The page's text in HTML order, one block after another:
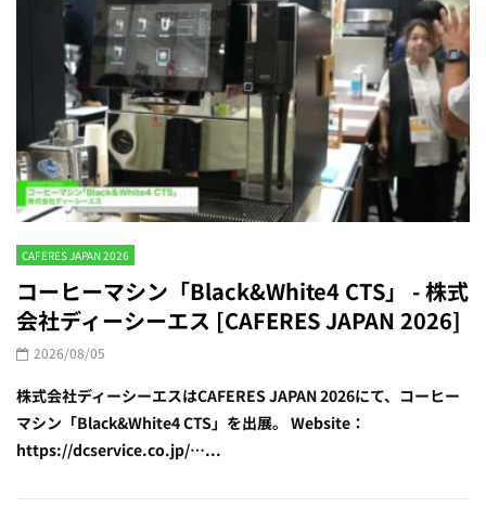
CAFERES JAPAN 2026
コーヒーマシン「Black&White4 CTS」 - 株式
会社ディーシーエス [CAFERES JAPAN 2026]
2026/08/05
株式会社ディーシーエスはCAFERES JAPAN 2026にて、コーヒー
マシン「Black&White4 CTS」を出展。 Website：
https://dcservice.co.jp/…...